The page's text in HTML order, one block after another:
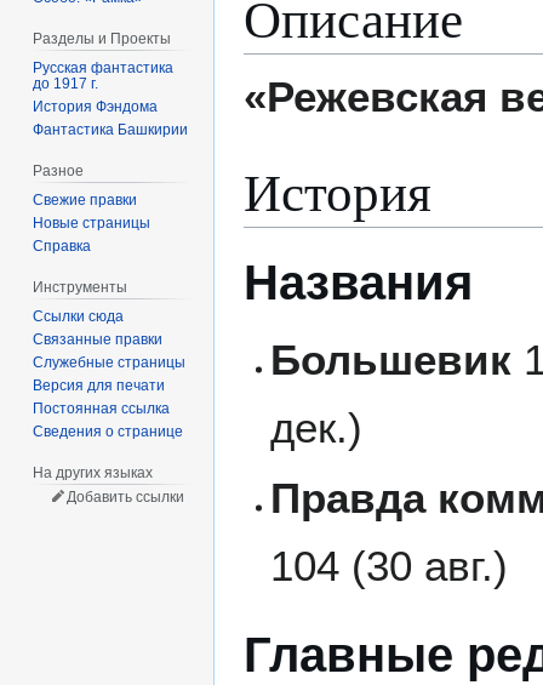
Описание
«Режевская
История
Названия
Большевик
дек.)
Правда
104 (30 авг.)
Главные
Разделы и Проекты
Русская фантастика
до 1917 г.
История Фэндома
Фантастика Башкирии
Разное
Свежие правки
Новые страницы
Справка
Инструменты
Ссылки сюда
Связанные правки
Служебные страницы
Версия для печати
Постоянная ссылка
Сведения о странице
На других языках
Добавить ссылки